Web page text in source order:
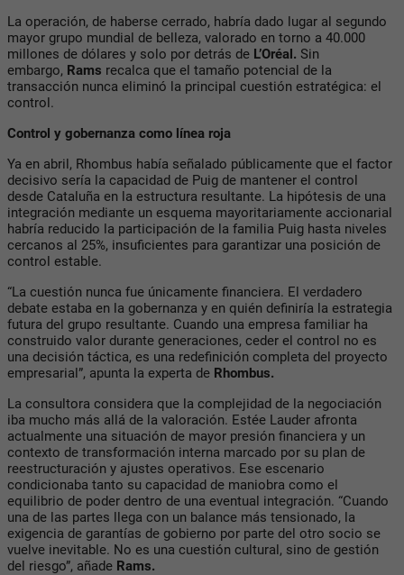
La operación, de haberse cerrado, habría dado lugar al segundo
mayor grupo mundial de belleza, valorado en torno a 40.000
millones de dólares y solo por detrás de L’Oréal. Sin
embargo, Rams recalca que el tamaño potencial de la
transacción nunca eliminó la principal cuestión estratégica: el
control.
Control y gobernanza como línea roja
Ya en abril, Rhombus había señalado públicamente que el factor
decisivo sería la capacidad de Puig de mantener el control
desde Cataluña en la estructura resultante. La hipótesis de una
integración mediante un esquema mayoritariamente accionarial
habría reducido la participación de la familia Puig hasta niveles
cercanos al 25%, insuficientes para garantizar una posición de
control estable.
“La cuestión nunca fue únicamente financiera. El verdadero
debate estaba en la gobernanza y en quién definiría la estrategia
futura del grupo resultante. Cuando una empresa familiar ha
construido valor durante generaciones, ceder el control no es
una decisión táctica, es una redefinición completa del proyecto
empresarial”, apunta la experta de Rhombus.
La consultora considera que la complejidad de la negociación
iba mucho más allá de la valoración. Estée Lauder afronta
actualmente una situación de mayor presión financiera y un
contexto de transformación interna marcado por su plan de
reestructuración y ajustes operativos. Ese escenario
condicionaba tanto su capacidad de maniobra como el
equilibrio de poder dentro de una eventual integración. “Cuando
una de las partes llega con un balance más tensionado, la
exigencia de garantías de gobierno por parte del otro socio se
vuelve inevitable. No es una cuestión cultural, sino de gestión
del riesgo”, añade Rams.